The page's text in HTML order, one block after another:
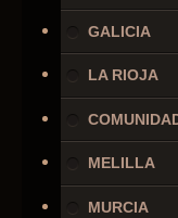
GALICIA
LA RIOJA
MELILLA
MURCIA